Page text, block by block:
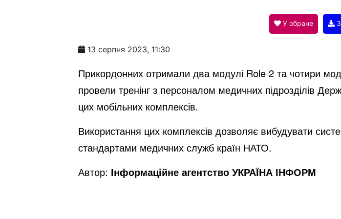
V
d
e
У обране
13 серпня 2023, 11:30
Прикордонних отримали два модулі Role 2 та чотири
провели тренінг з персоналом медичних підрозділів
цих мобільних комплексів.
Використання цих комплексів дозволяє вибудувати
стандартами медичних служб країн НАТО.
Автор: Інформаційне агентство УКРАЇНА ІНФОРМ